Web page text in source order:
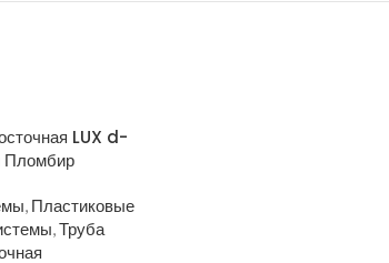
LUX d-
Пломбир
, Пластиковые
,Труба